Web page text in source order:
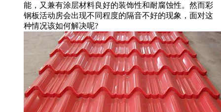
能，又兼有涂层材料良好的装饰性和耐腐蚀性。然而彩
钢板活动房会出现不同程度的隔音不好的现象，面对这
种情况该如何解决呢?